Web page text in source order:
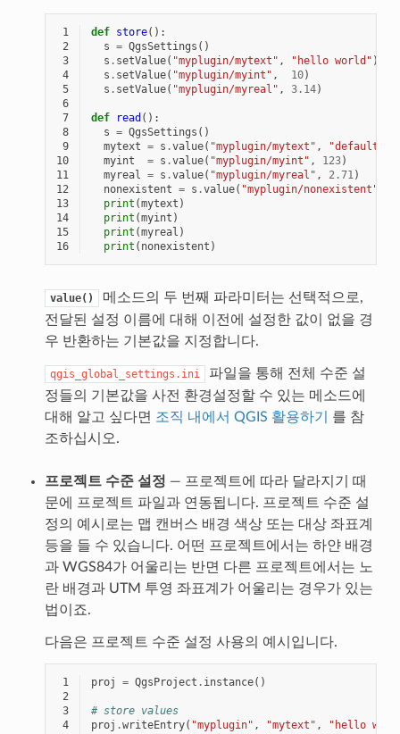
1 def store():
2
s = QgsSettings ()
3
s . setValue( "myplugin/mytext" , "hello world" )
4
s . setValue( "myplugin/myint" , 10)
5
s . setValue( "myplugin/myreal" , 3.14)
6
7
def read ():
8
s = QgsSettings ()
9
mytext = s .value( "myplugin/mytext" ,
"default
10
myint = s .value( "myplugin/myint" , 123)
11
myreal = s .value( "myplugin/myreal" , 2.71)
12
nonexistent = s .value( "myplugin/nonexistent"
13
print (mytext )
14
print (myint )
15
print (myreal )
16
print ( nonexistent )
value()
메소드의 두 번째 파라미터는 선택적으로,
전달된 설정 이름에 대해 이전에 설정한 값이 없을 경
우 반환하는 기본값을 지정합니다.
qgis_global_settings.ini
파일을 통해 전체 수준 설
정들의 기본값을 사전 환경설정할 수 있는 메소드에
대해 알고 싶다면 조직 내에서 QGIS 활용하기
를 참
조하십시오.
프로젝트 수준 설정 — 프로젝트에 따라 달라지기 때
문에 프로젝트 파일과 연동됩니다. 프로젝트 수준 설
정의 예시로는 맵 캔버스 배경 색상 또는 대상 좌표계
등을 들 수 있습니다. 어떤 프로젝트에서는 하얀 배경
과 WGS84가 어울리는 반면 다른 프로젝트에서는 노
란 배경과 UTM 투영 좌표계가 어울리는 경우가 있는
법이죠.
다음은 프로젝트 수준 설정 사용의 예시입니다.
1 proj = QgsProject . instance()
2
3
# store values
4
proj .writeEntry( "myplugin" , "mytext" ,
"hello